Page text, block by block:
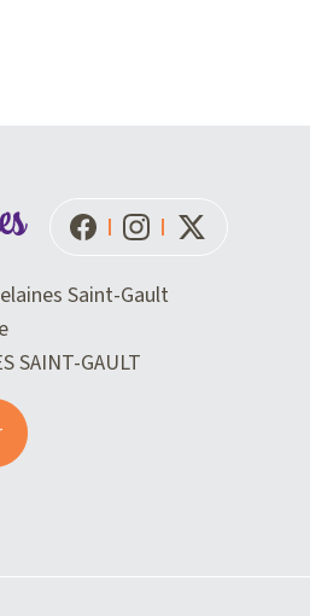
Saint-Gault
SAINT-GAULT